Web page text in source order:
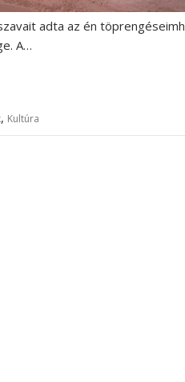
adta az én
A…
, Kultúra